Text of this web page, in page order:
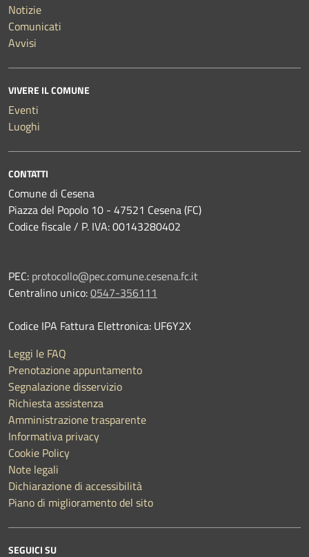
Notizie
Comunicati
Avvisi
VIVERE IL COMUNE
Eventi
Luoghi
CONTATTI
Comune di Cesena
Piazza del Popolo 10 - 47521 Cesena (FC)
Codice fiscale / P. IVA: 00143280402
PEC: protocollo@pec.comune.cesena.fc.it
Centralino unico:0547-356111
Codice IPA Fattura Elettronica: UF6Y2X
Leggi le FAQ
Prenotazione appuntamento
Segnalazione disservizio
Richiesta assistenza
Amministrazione trasparente
Informativa privacy
Cookie Policy
Note legali
Dichiarazione di accessibilità
Piano di miglioramento del sito
SEGUICI SU